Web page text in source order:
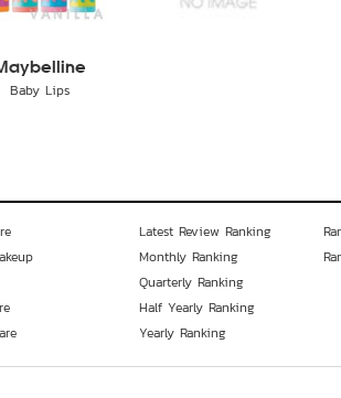
Baby Lips
Latest Review Ranking
Monthly Ranking
Quarterly Ranking
Half Yearly Ranking
Yearly Ranking